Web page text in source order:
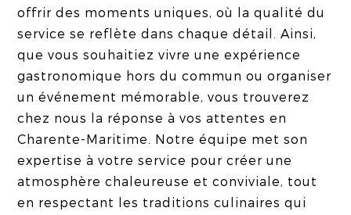
offrir des moments uniques, où la qualité du
service se reflète dans chaque détail. Ainsi,
que vous souhaitiez vivre une expérience
gastronomique hors du commun ou organiser
un événement mémorable, vous trouverez
chez nous la réponse à vos attentes en
Charente-Maritime. Notre équipe met son
expertise à votre service pour créer une
atmosphère chaleureuse et conviviale, tout
en respectant les traditions culinaires qui